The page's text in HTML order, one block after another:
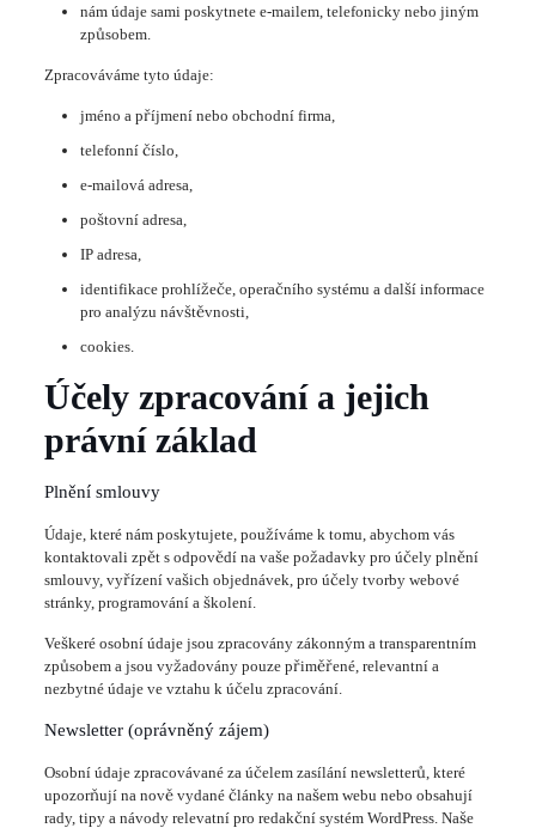
nám údaje sami poskytnete e-mailem, telefonicky nebo jiným
způsobem.
Zpracováváme tyto údaje:
jméno a příjmení nebo obchodní firma,
telefonní číslo,
e-mailová adresa,
poštovní adresa,
IP adresa,
identifikace prohlížeče, operačního systému a další informace
pro analýzu návštěvnosti,
cookies.
Účely zpracování a jejich
právní základ
Plnění smlouvy
Údaje, které nám poskytujete, používáme k tomu, abychom vás
kontaktovali zpět s odpovědí na vaše požadavky pro účely plnění
smlouvy, vyřízení vašich objednávek, pro účely tvorby webové
stránky, programování a školení.
Veškeré osobní údaje jsou zpracovány zákonným a transparentním
způsobem a jsou vyžadovány pouze přiměřené, relevantní a
nezbytné údaje ve vztahu k účelu zpracování.
Newsletter (oprávněný zájem)
Osobní údaje zpracovávané za účelem zasílání newsletterů, které
upozorňují na nově vydané články na našem webu nebo obsahují
rady, tipy a návody relevatní pro redakční systém WordPress. Naše